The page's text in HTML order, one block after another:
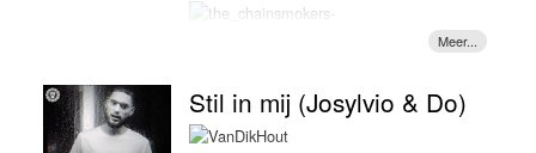
Stil in mij (Josylvio & Do)